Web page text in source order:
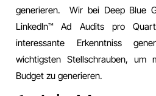
generieren. Wir bei Deep Blue
LinkedIn™️ Ad Audits pro
interessante Erkenntniss
wichtigsten Stellschrauben, um
Budget zu generieren.